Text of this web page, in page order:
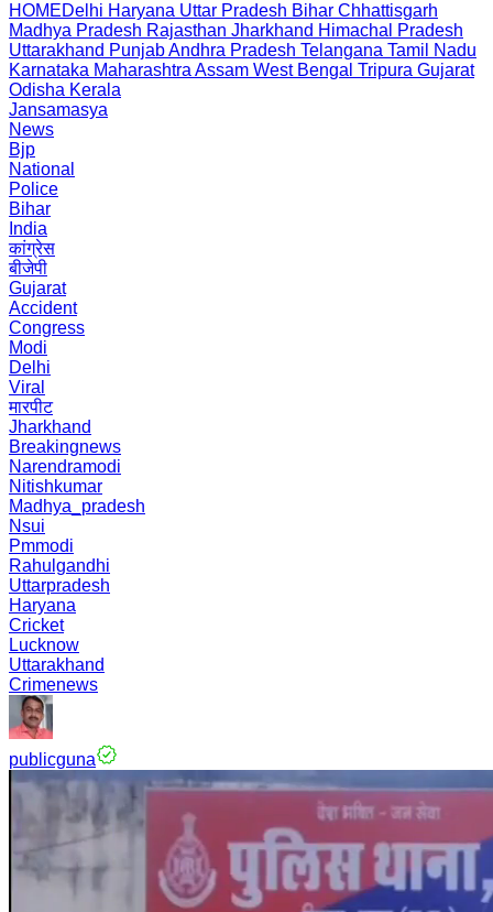
HOMEDelhi Haryana Uttar Pradesh Bihar Chhattisgarh
Madhya Pradesh Rajasthan Jharkhand Himachal Pradesh
Uttarakhand PunjabAndhra Pradesh Telangana Tamil Nadu
Karnataka Maharashtra Assam West Bengal Tripura Gujarat
Odisha Kerala
Jansamasya
News
Bjp
National
Police
Bihar
India
कांग्रेस
बीजेपी
Gujarat
Accident
Congress
Modi
Delhi
Viral
मारपीट
Jharkhand
Breakingnews
Narendramodi
Nitishkumar
Madhya_pradesh
Nsui
Pmmodi
Rahulgandhi
Uttarpradesh
Haryana
Cricket
Lucknow
Uttarakhand
Crimenews
publicguna